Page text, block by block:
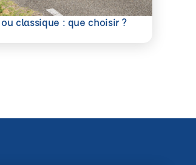
classique : que choisir ?